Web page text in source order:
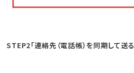
STEP2「連絡先（電話帳）を同期して送